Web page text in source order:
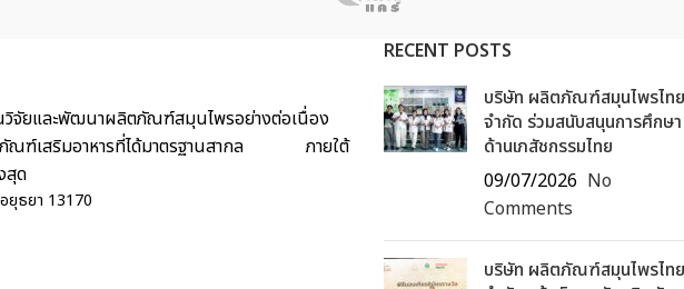
จัยและพัฒนาผลิตภัณฑ์สมุนไพรอย่างต่อเนื่อง
ตภัณฑ์เสริมอาหารที่ได้มาตรฐานสากล ภายใต้
สุด
ยุธยา 13170
RECENT POSTS
บริษัท ผลิตภัณฑ์สมุนไพรไทย
จำกัด ร่วมสนับสนุนการศึกษา
ด้านเภสัชกรรมไทย
09/07/2026 No
Comments
บริษัท ผลิตภัณฑ์สมุนไพรไทย